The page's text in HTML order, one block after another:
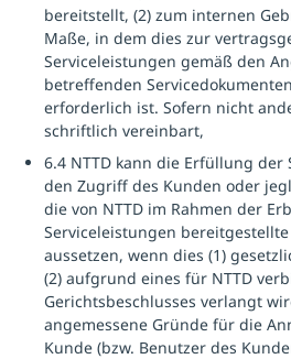
bereitstellt, (2) zum internen
Maße, in dem dies zur
Serviceleistungen gemäß den
betreffenden
erforderlich ist. Sofern nicht
schriftlich vereinbart,
6.4 NTTD kann die Erfüllung
den Zugriff des Kunden oder
die von NTTD im Rahmen der
Serviceleistungen
aussetzen, wenn dies (1)
(2) aufgrund eines für NTTD
Gerichtsbeschlusses verlangt
angemessene Gründe für die
Kunde (bzw. Benutzer des